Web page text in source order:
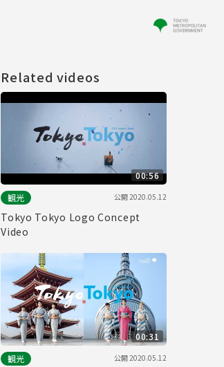
Related videos
00:56
観光
公開2020.05.12
Tokyo Tokyo Logo Concept
Video
00:31
観光
公開2020.05.12